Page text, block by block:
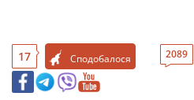
17 Сподобалося 2089